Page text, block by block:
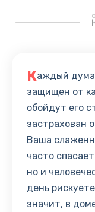
Каждый
защищен от
обойдут его
застрахован
Ваша
часто
но и
день
значит, в